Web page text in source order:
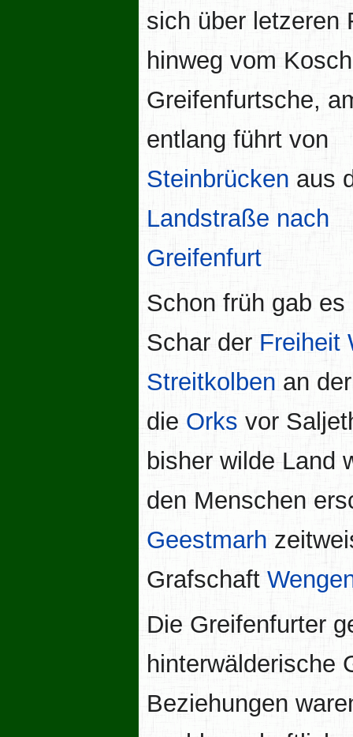
sich über letzeren
hinweg vom
Greifenfurtsche,
entlang führt von
Steinbrücken aus
Landstraße nach
Greifenfurt
Schon früh gab
Schar der Freiheit
Streitkolben an
die Orks vor
bisher wilde Land
den Menschen
Geestmarh
Grafschaft
Die Greifenfurter
hinterwälderische
Beziehungen